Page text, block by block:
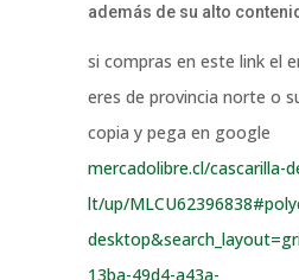
además de su alto
si compras en este link el
eres de provincia norte o
copia y pega en google
mercadolibre.cl/cascarilla-
lt/up/
13ba-49d4-a43a-